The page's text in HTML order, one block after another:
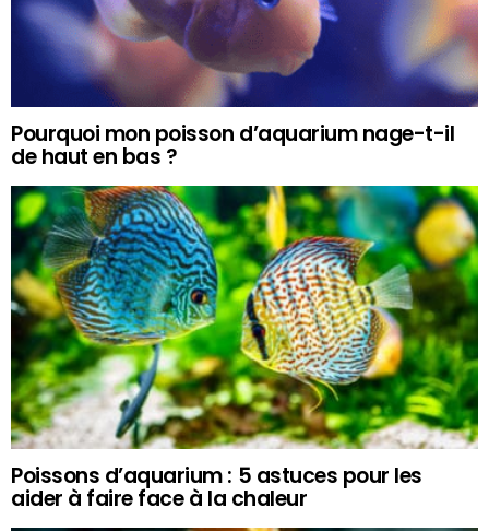
Pourquoi mon poisson d’aquarium nage-t-il
de haut en bas ?
Poissons d’aquarium : 5 astuces pour les
aider à faire face à la chaleur